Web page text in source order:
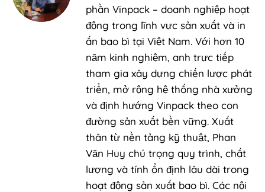
phần Vinpack – doanh nghiệp hoạt
động trong lĩnh vực sản xuất và in
ấn bao bì tại Việt Nam. Với hơn 10
năm kinh nghiệm, anh trực tiếp
tham gia xây dựng chiến lược phát
triển, mở rộng hệ thống nhà xưởng
và định hướng Vinpack theo con
đường sản xuất bền vững. Xuất
thân từ nền tảng kỹ thuật, Phan
Văn Huy chú trọng quy trình, chất
lượng và tính ổn định lâu dài trong
hoạt động sản xuất bao bì. Các nội